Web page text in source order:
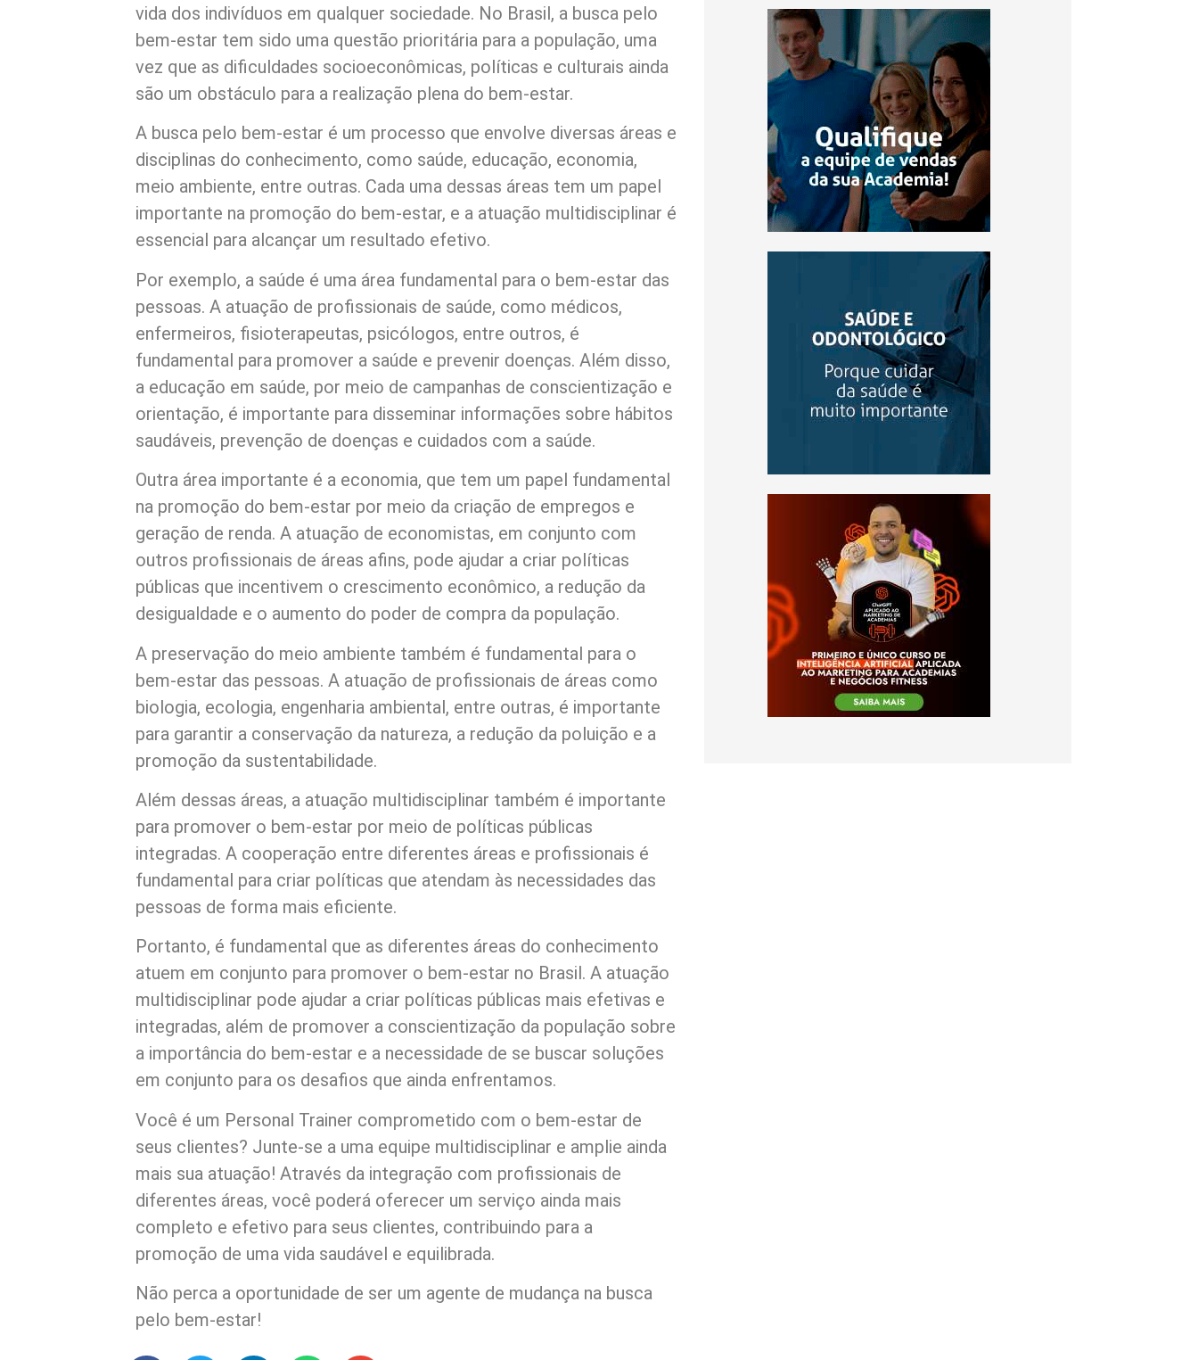
vida dos indivíduos em qualquer sociedade. No Brasil, a busca pelo
bem-estar tem sido uma questão prioritária para a população, uma
vez que as dificuldades socioeconômicas, políticas e culturais ainda
são um obstáculo para a realização plena do bem-estar.
A busca pelo bem-estar é um processo que envolve diversas áreas e
disciplinas do conhecimento, como saúde, educação, economia,
meio ambiente, entre outras. Cada uma dessas áreas tem um papel
importante na promoção do bem-estar, e a atuação multidisciplinar é
essencial para alcançar um resultado efetivo.
Por exemplo, a saúde é uma área fundamental para o bem-estar das
pessoas. A atuação de profissionais de saúde, como médicos,
enfermeiros, fisioterapeutas, psicólogos, entre outros, é
fundamental para promover a saúde e prevenir doenças. Além disso,
a educação em saúde, por meio de campanhas de conscientização e
orientação, é importante para disseminar informações sobre hábitos
saudáveis, prevenção de doenças e cuidados com a saúde.
Outra área importante é a economia, que tem um papel fundamental
na promoção do bem-estar por meio da criação de empregos e
geração de renda. A atuação de economistas, em conjunto com
outros profissionais de áreas afins, pode ajudar a criar políticas
públicas que incentivem o crescimento econômico, a redução da
desigualdade e o aumento do poder de compra da população.
A preservação do meio ambiente também é fundamental para o
bem-estar das pessoas. A atuação de profissionais de áreas como
biologia, ecologia, engenharia ambiental, entre outras, é importante
para garantir a conservação da natureza, a redução da poluição e a
promoção da sustentabilidade.
Além dessas áreas, a atuação multidisciplinar também é importante
para promover o bem-estar por meio de políticas públicas
integradas. A cooperação entre diferentes áreas e profissionais é
fundamental para criar políticas que atendam às necessidades das
pessoas de forma mais eficiente.
Portanto, é fundamental que as diferentes áreas do conhecimento
atuem em conjunto para promover o bem-estar no Brasil. A atuação
multidisciplinar pode ajudar a criar políticas públicas mais efetivas e
integradas, além de promover a conscientização da população sobre
a importância do bem-estar e a necessidade de se buscar soluções
em conjunto para os desafios que ainda enfrentamos.
Você é um Personal Trainer comprometido com o bem-estar de
seus clientes? Junte-se a uma equipe multidisciplinar e amplie ainda
mais sua atuação! Através da integração com profissionais de
diferentes áreas, você poderá oferecer um serviço ainda mais
completo e efetivo para seus clientes, contribuindo para a
promoção de uma vida saudável e equilibrada.
Não perca a oportunidade de ser um agente de mudança na busca
pelo bem-estar!